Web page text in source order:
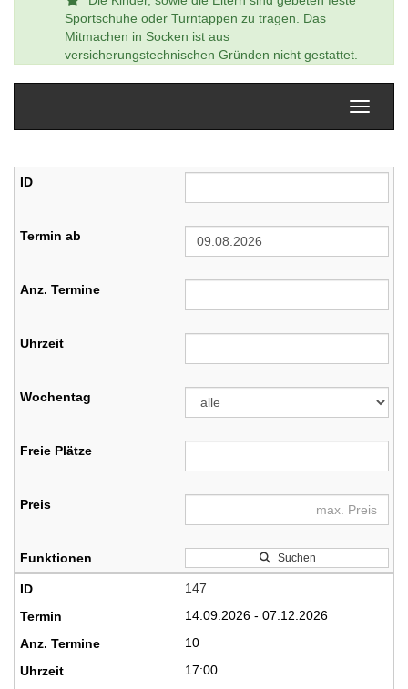
Sportschuhe oder Turntappen zu tragen. Das
Mitmachen in Socken ist aus
versicherungstechnischen Gründen nicht gestattet.
Suchen
147
14.09.2026 - 07.12.2026
10
17:00